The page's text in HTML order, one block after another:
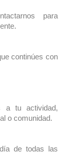
para
continúes con
a tu actividad,
o comunidad.
de todas las